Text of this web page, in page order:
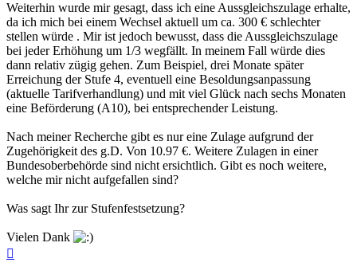
Weiterhin wurde mir gesagt, dass ich eine Aussgleichszulage erhalte,
da ich mich bei einem Wechsel aktuell um ca. 300 € schlechter
stellen würde . Mir ist jedoch bewusst, dass die Aussgleichszulage
bei jeder Erhöhung um 1/3 wegfällt. In meinem Fall würde dies
dann relativ zügig gehen. Zum Beispiel, drei Monate später
Erreichung der Stufe 4, eventuell eine Besoldungsanpassung
(aktuelle Tarifverhandlung) und mit viel Glück nach sechs Monaten
eine Beförderung (A10), bei entsprechender Leistung.
Nach meiner Recherche gibt es nur eine Zulage aufgrund der
Zugehörigkeit des g.D. Von 10.97 €. Weitere Zulagen in einer
Bundesoberbehörde sind nicht ersichtlich. Gibt es noch weitere,
welche mir nicht aufgefallen sind?
Was sagt Ihr zur Stufenfestsetzung?
Vielen Dank